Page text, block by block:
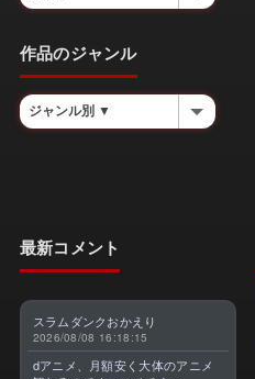
作品のジャンル
最新コメント
スラムダンクおかえり
2026/08/08 16:18:15
dアニメ、月額安く大体のアニメ